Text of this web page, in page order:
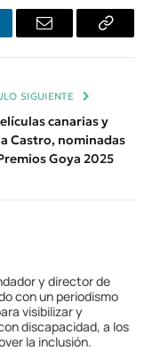
Email
Copiar
SIGUIENTE
canarias y
Castro, nominadas
Goya 2025
y director de
con un periodismo
visibilizar y
discapacidad, a los
la inclusión.